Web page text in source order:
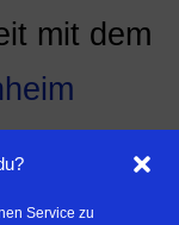
Service zu
mit dem